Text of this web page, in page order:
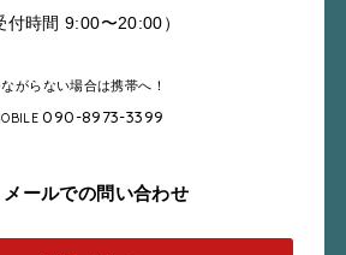
付時間 9:00〜20:00）
がらない場合は携帯へ！
090-8973-3399
メールでの問い合わせ